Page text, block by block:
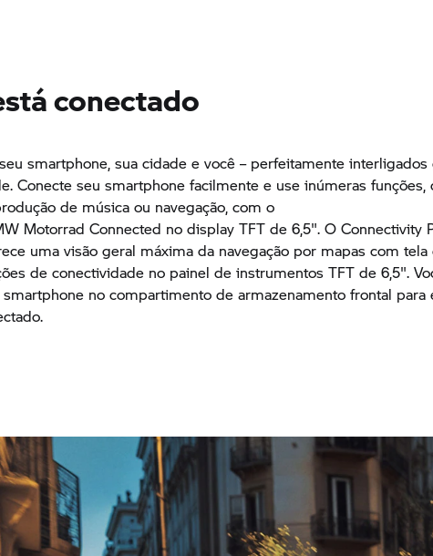
conectado
smartphone, sua cidade e você – perfeitamente interligados
Conecte seu smartphone facilmente e use inúmeras funções,
de música ou navegação, com o
Motorrad Connected no display TFT de 6,5". O Connectivity
uma visão geral máxima da navegação por mapas com
de conectividade no painel de instrumentos TFT de 6,5".
no compartimento de armazenamento frontal para